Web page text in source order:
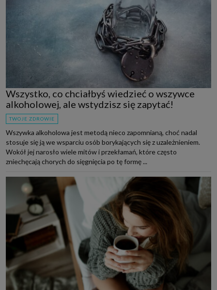
Wszystko, co chciałbyś wiedzieć o wszywce
alkoholowej, ale wstydzisz się zapytać!
TWOJE ZDROWIE
Wszywka alkoholowa jest metodą nieco zapomnianą, choć nadal
stosuje się ją we wsparciu osób borykających się z uzależnieniem.
Wokół jej narosło wiele mitów i przekłamań, które często
zniechęcają chorych do sięgnięcia po tę formę ...